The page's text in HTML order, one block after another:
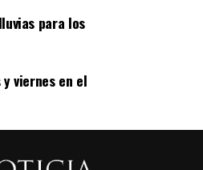
para los
y viernes en el